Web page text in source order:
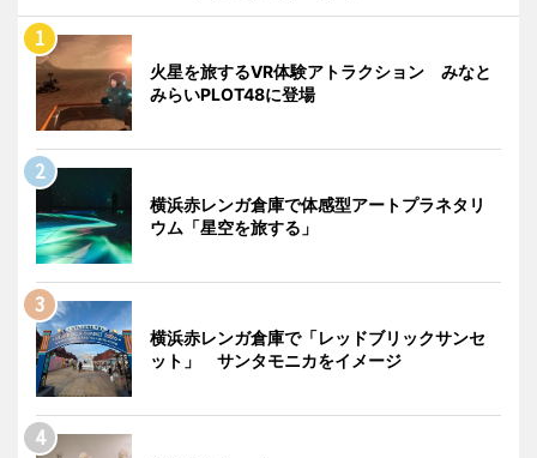
火星を旅するVR体験アトラクション みなと
みらいPLOT48に登場
横浜赤レンガ倉庫で体感型アートプラネタリ
ウム「星空を旅する」
横浜赤レンガ倉庫で「レッドブリックサンセ
ット」 サンタモニカをイメージ